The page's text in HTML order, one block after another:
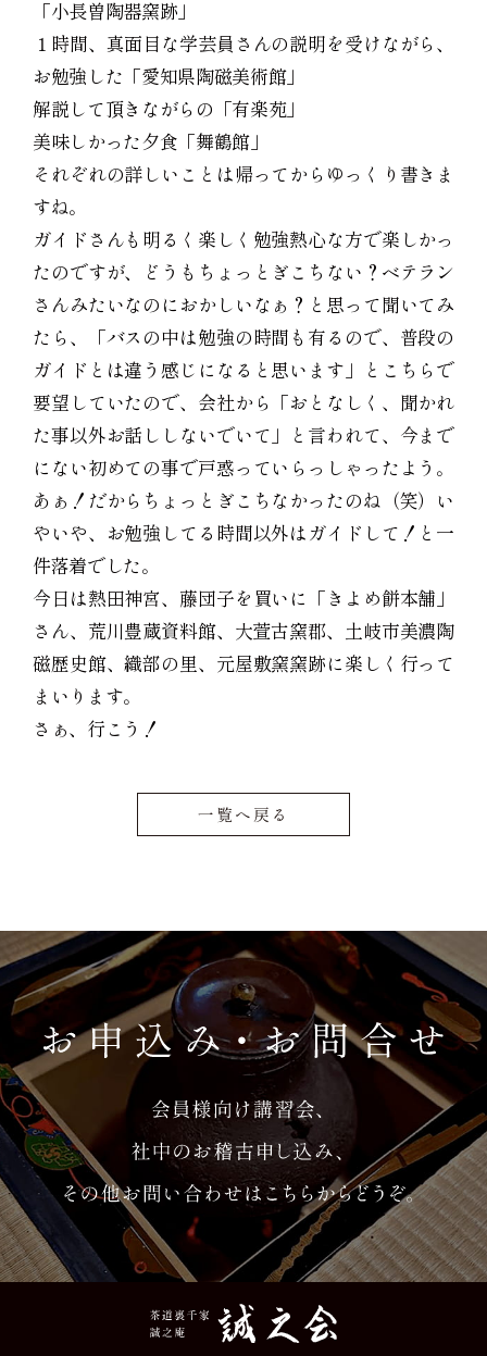
「小長曽陶器窯跡」
１時間、真面目な学芸員さんの説明を受けながら、
お勉強した「愛知県陶磁美術館」
解説して頂きながらの「有楽苑」
美味しかった夕食「舞鶴館」
それぞれの詳しいことは帰ってからゆっくり書きま
すね。
ガイドさんも明るく楽しく勉強熱心な方で楽しかっ
たのですが、どうもちょっとぎこちない？ベテラン
さんみたいなのにおかしいなぁ？と思って聞いてみ
たら、「バスの中は勉強の時間も有るので、普段の
ガイドとは違う感じになると思います」とこちらで
要望していたので、会社から「おとなしく、聞かれ
た事以外お話ししないでいて」と言われて、今まで
にない初めての事で戸惑っていらっしゃったよう。
あぁ！だからちょっとぎこちなかったのね（笑）い
やいや、お勉強してる時間以外はガイドして！と一
件落着でした。
今日は熱田神宮、藤団子を買いに「きよめ餅本舗」
さん、荒川豊蔵資料館、大萱古窯郡、土岐市美濃陶
磁歴史館、織部の里、元屋敷窯窯跡に楽しく行って
まいります。
さぁ、行こう！